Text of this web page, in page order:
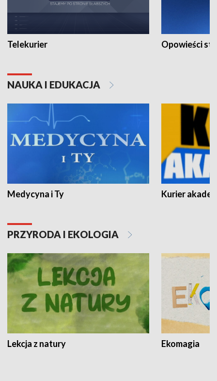
Telekurier Opowieści
NAUKA I EDUKACJA
Medycyna i Ty Kurier
PRZYRODA I EKOLOGIA
Lekcja z natury Ekomagia